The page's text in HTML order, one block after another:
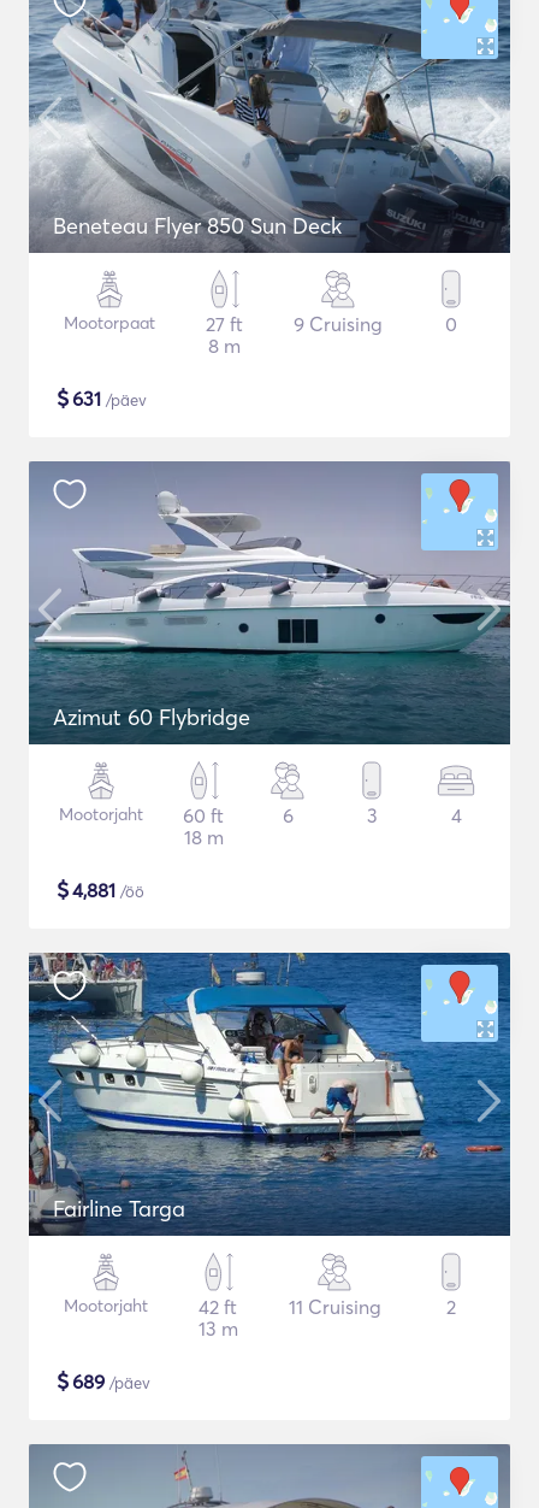
Beneteau Flyer 850 Sun Deck
Mootorpaat
27 ft
8 m
9 Cruising 0
$631 /päev
Azimut 60 Flybridge
Mootorjaht
60 ft
18 m
6 3 4
$4,881 /öö
Fairline Targa
Mootorjaht
42 ft
13 m
11 Cruising 2
$689 /päev